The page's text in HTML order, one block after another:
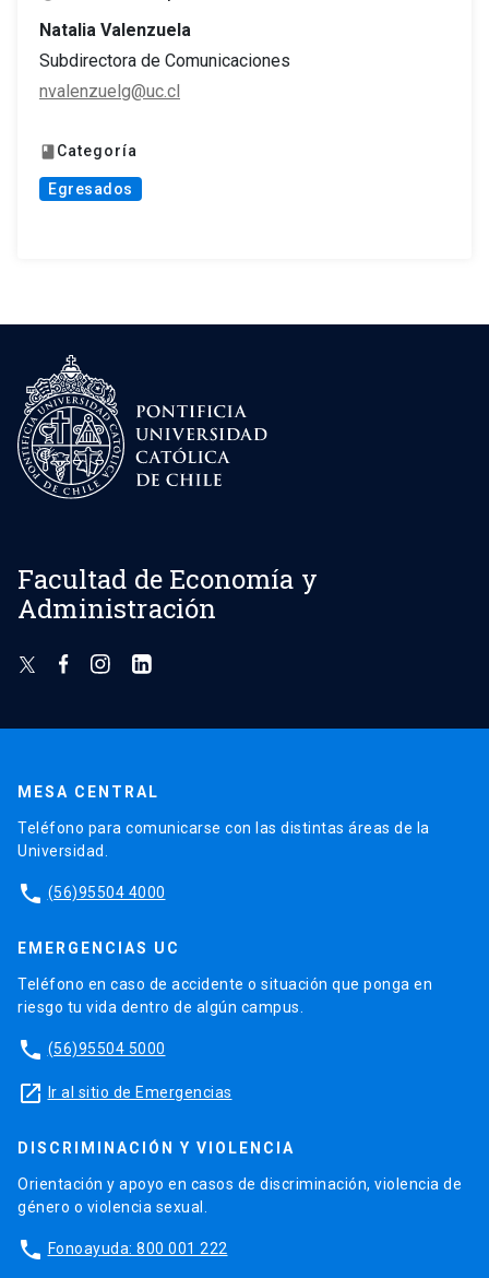
Natalia Valenzuela
Subdirectora de Comunicaciones
nvalenzuelg@uc.cl
book Categoría
Egresados
Facultad de Economía y
Administración
MESA CENTRAL
Teléfono para comunicarse con las distintas áreas de la
Universidad.
phone (56)95504 4000
EMERGENCIAS UC
Teléfono en caso de accidente o situación que ponga en
riesgo tu vida dentro de algún campus.
phone (56)95504 5000
launch Ir al sitio de Emergencias
DISCRIMINACIÓN Y VIOLENCIA
Orientación y apoyo en casos de discriminación, violencia de
género o violencia sexual.
phone Fonoayuda: 800 001 222